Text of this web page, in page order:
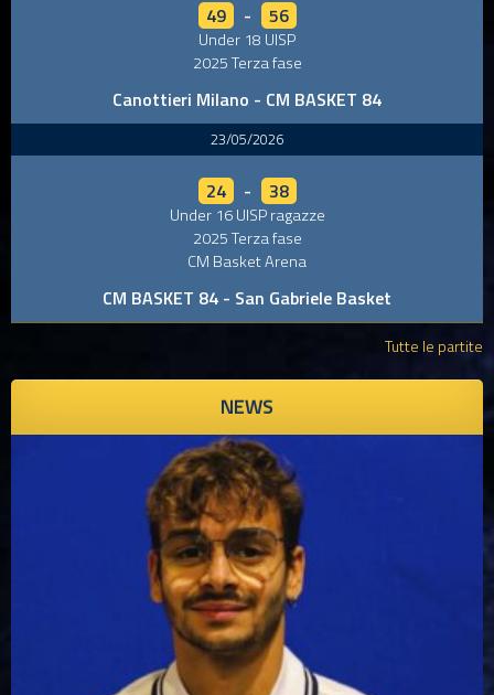
49 - 56
Under 18 UISP
2025 Terza fase
Canottieri Milano - CM BASKET 84
23/05/2026
24 - 38
Under 16 UISP ragazze
2025 Terza fase
CM Basket Arena
CM BASKET 84 - San Gabriele Basket
Tutte le partite
NEWS